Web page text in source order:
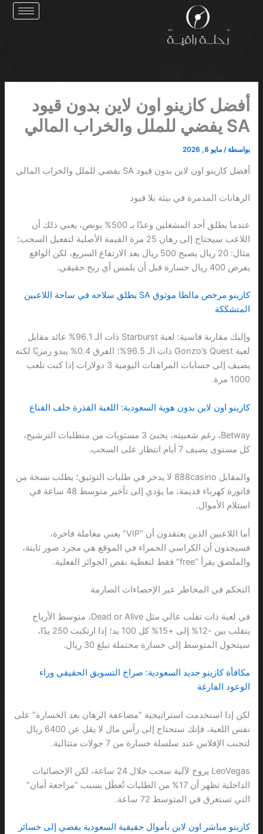
أفضل كازينو اون لاين بدون قيود
SA يفضي للملل والخراب المالي
بواسطة /مايو 8, 2026
أفضل كازينو اون لاين بدون قيود SA يفضي للملل والخراب المالي
الرهانات المدمرة في بيئة بلا قيود
عندما يطلق أحد المشغلين وعدًا بـ 500% بونص، يعني ذلك أن
اللاعب سيحتاج إلى رهان 25 مرة القيمة الأصلية لتفعيل السحب؛
مثال: 20 ريال يصبح 500 ريال بعد الارتفاع السريع، لكن الواقع
يفرض 400 ريال خسارة قبل أن يلمس أي ربح حقيقي.
كازينو مرخص مالطا موثوق SA يطلق سلاحه في ساحة اللاعبين
المتشككة
وإليك مقارنة قاسية: لعبة Starburst ذات الـ 96.1% عائد مقابل
لعبة Gonzo’s Quest ذات الـ 96.5%؛ الفرق 0.4% يبدو رمزيًا لكنه
يضيف إلى حسابات المراهنات اليومية 3 دولارات إذا كنت تلعب
1000 مرة.
كازينو اون لاين بدون هوية السعودية: اللعبة القذرة خلف القناع
Betway، رغم شعبيته، يخبئ 3 مستويات من متطلبات الترشيح،
كل مستوى يضيف 7 أيام انتظار على السحب.
والمقابل 888casino لا يدخر في طلبات التوثيق؛ يطلب نسخة من
فاتورة كهرباء قديمة، ما يؤدي إلى تأخير متوسط 48 ساعة في
استلام الأموال.
أما اللاعبين الذين يعتقدون أن “VIP” يعني معاملة فاخرة،
فسيجدون أن الكراسي الحمراء في الموقع هي مجرد صور ثابتة،
والملصق يقرأ “free” فقط لتغطية نقص الجوائز الفعلية.
التحكم في المخاطر عبر الإحصاءات الصارمة
في لعبة ذات تقلب عالي مثل Dead or Alive، متوسط الأرباح
يتقلب بين -12% إلى +15% كل 100 يد؛ إذا ارتكبت 250 يدًا،
سيتحول المتوسط إلى خسارة محتملة تبلغ 30 ريال.
مكافأة كازينو جديد السعودية: صراخ التسويق الحقيقي وراء
الوعود الفارغة
لكن إذا استخدمت استراتيجية “مضاعفة الرهان بعد الخسارة” على
نفس اللعبة، فإنك ستحتاج إلى رأس مال لا يقل عن 6400 ريال
لتجنب الإفلاس عند سلسلة خسارة من 7 جولات متتالية.
LeoVegas يروج لآلية سحب خلال 24 ساعة، لكن الإحصائيات
الداخلية تظهر أن 17% من الطلبات تُعطَل بسبب “مراجعة أمان”
التي تستغرق في المتوسط 72 ساعة.
كازينو مباشر اون لاين بأموال حقيقية السعودية يفضي إلى خسائر